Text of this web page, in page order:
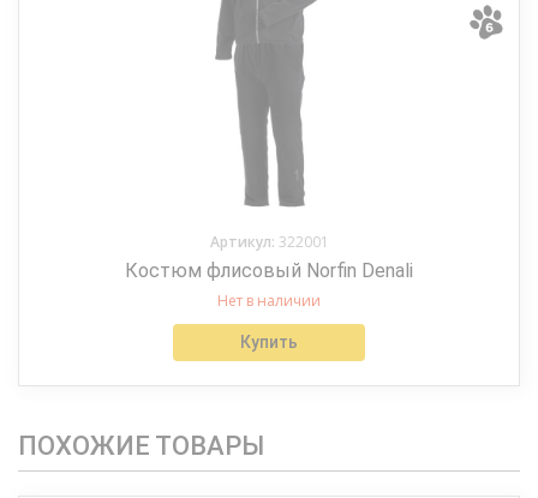
Артикул: 322001
Костюм флисовый Norfin Denali
Нет в наличии
Купить
ПОХОЖИЕ ТОВАРЫ